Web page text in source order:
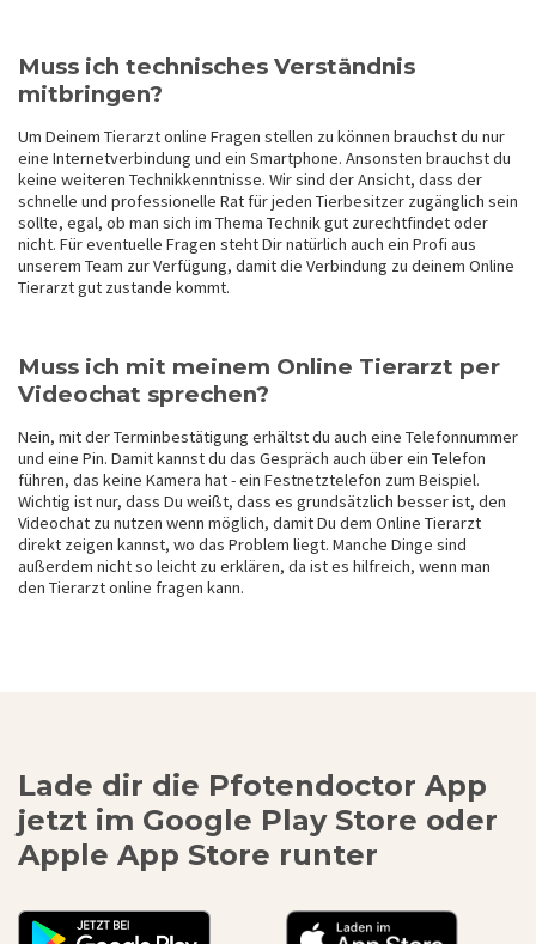
Muss ich technisches Verständnis
mitbringen?
Um Deinem Tierarzt online Fragen stellen zu können brauchst du nur
eine Internetverbindung und ein Smartphone. Ansonsten brauchst du
keine weiteren Technikkenntnisse. Wir sind der Ansicht, dass der
schnelle und professionelle Rat für jeden Tierbesitzer zugänglich sein
sollte, egal, ob man sich im Thema Technik gut zurechtfindet oder
nicht. Für eventuelle Fragen steht Dir natürlich auch ein Profi aus
unserem Team zur Verfügung, damit die Verbindung zu deinem Online
Tierarzt gut zustande kommt.
Muss ich mit meinem Online Tierarzt per
Videochat sprechen?
Nein, mit der Terminbestätigung erhältst du auch eine Telefonnummer
und eine Pin. Damit kannst du das Gespräch auch über ein Telefon
führen, das keine Kamera hat - ein Festnetztelefon zum Beispiel.
Wichtig ist nur, dass Du weißt, dass es grundsätzlich besser ist, den
Videochat zu nutzen wenn möglich, damit Du dem Online Tierarzt
direkt zeigen kannst, wo das Problem liegt. Manche Dinge sind
außerdem nicht so leicht zu erklären, da ist es hilfreich, wenn man
den Tierarzt online fragen kann.
Lade dir die Pfotendoctor App
jetzt im Google Play Store oder
Apple App Store runter